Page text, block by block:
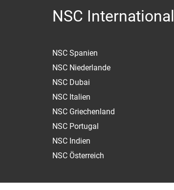
NSC International
NSC Spanien
NSC Niederlande
NSC Dubai
NSC Italien
NSC Griechenland
NSC Portugal
NSC Indien
NSC Österreich